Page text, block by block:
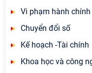
Vi phạm hành chính
Chuyển đổi số
Kế hoạch -Tài chính
Khoa học và công